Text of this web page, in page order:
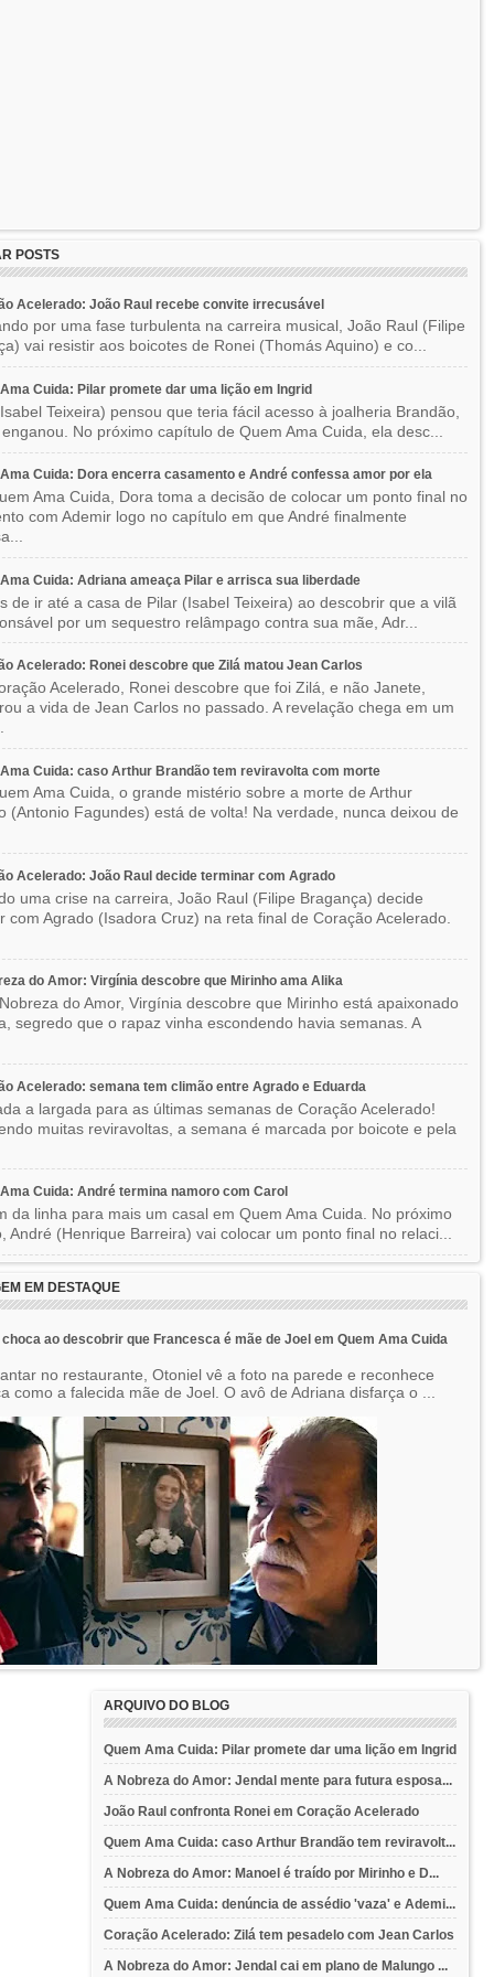
POSTS
Acelerado: João Raul recebe convite irrecusável
por uma fase turbulenta na carreira musical, João Raul (Filipe
vai resistir aos boicotes de Ronei (Thomás Aquino) e co...
Cuida: Pilar promete dar uma lição em Ingrid
Teixeira) pensou que teria fácil acesso à joalheria Brandão,
No próximo capítulo de Quem Ama Cuida, ela desc...
Cuida: Dora encerra casamento e André confessa amor por ela
Ama Cuida, Dora toma a decisão de colocar um ponto final no
com Ademir logo no capítulo em que André finalmente
Cuida: Adriana ameaça Pilar e arrisca sua liberdade
de ir até a casa de Pilar (Isabel Teixeira) ao descobrir que a vilã
por um sequestro relâmpago contra sua mãe, Adr...
Acelerado: Ronei descobre que Zilá matou Jean Carlos
Acelerado, Ronei descobre que foi Zilá, e não Janete,
a vida de Jean Carlos no passado. A revelação chega em um
Cuida: caso Arthur Brandão tem reviravolta com morte
Ama Cuida, o grande mistério sobre a morte de Arthur
(Antonio Fagundes) está de volta! Na verdade, nunca deixou de
Acelerado: João Raul decide terminar com Agrado
uma crise na carreira, João Raul (Filipe Bragança) decide
com Agrado (Isadora Cruz) na reta final de Coração Acelerado.
do Amor: Virgínia descobre que Mirinho ama Alika
do Amor, Virgínia descobre que Mirinho está apaixonado
segredo que o rapaz vinha escondendo havia semanas. A
Acelerado: semana tem climão entre Agrado e Eduarda
a largada para as últimas semanas de Coração Acelerado!
muitas reviravoltas, a semana é marcada por boicote e pela
Cuida: André termina namoro com Carol
da linha para mais um casal em Quem Ama Cuida. No próximo
André (Henrique Barreira) vai colocar um ponto final no relaci...
EM DESTAQUE
ao descobrir que Francesca é mãe de Joel em Quem Ama Cuida
no restaurante, Otoniel vê a foto na parede e reconhece
como a falecida mãe de Joel. O avô de Adriana disfarça o ...
ARQUIVO DO BLOG
Quem Ama Cuida: Pilar promete dar uma lição em Ingrid
A Nobreza do Amor: Jendal mente para futura esposa...
João Raul confronta Ronei em Coração Acelerado
Quem Ama Cuida: caso Arthur Brandão tem reviravolt...
A Nobreza do Amor: Manoel é traído por Mirinho e D...
Quem Ama Cuida: denúncia de assédio 'vaza' e Ademi...
Coração Acelerado: Zilá tem pesadelo com Jean Carlos
A Nobreza do Amor: Jendal cai em plano de Malungo ...